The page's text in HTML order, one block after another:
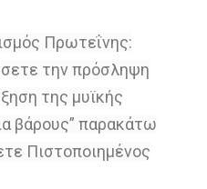
Πρωτεΐνης:
την πρόσληψη
της μυϊκής
βάρους” παρακάτω
Πιστοποιημένος